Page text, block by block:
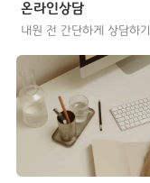
온라인상담
내원 전 간단하게 상담하기